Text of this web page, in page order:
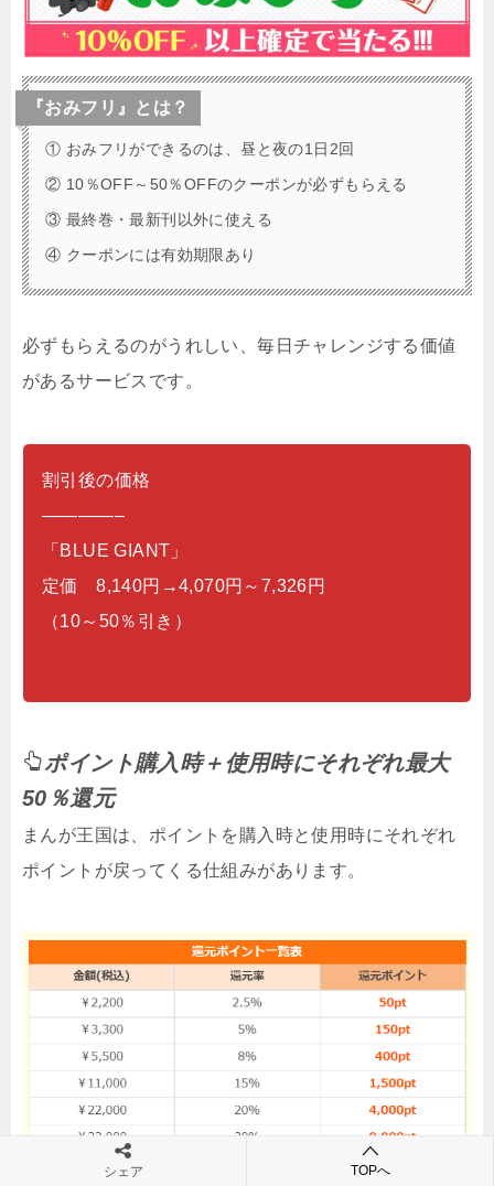
『おみフリ』とは？
① おみフリができるのは、昼と夜の1日2回
② 10％OFF～50％OFFのクーポンが必ずもらえる
③ 最終巻・最新刊以外に使える
④ クーポンには有効期限あり
必ずもらえるのがうれしい、毎日チャレンジする価値
があるサービスです。
割引後の価格
————–
「BLUE GIANT」
定価 8,140円→4,070円～7,326円
（10～50％引き）
ポイント購入時＋使用時にそれぞれ最大
50％還元
まんが王国は、ポイントを購入時と使用時にそれぞれ
ポイントが戻ってくる仕組みがあります。
シェア TOPへ